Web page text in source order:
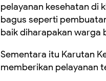
pelayanan kesehatan di
bagus seperti
baik diharapakan warga
Sementara itu Karutan
memberikan pelayanan